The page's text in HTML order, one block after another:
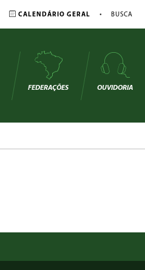
CALENDÁRIO GERAL • BUSCA
FEDERAÇÕES OUVIDORIA